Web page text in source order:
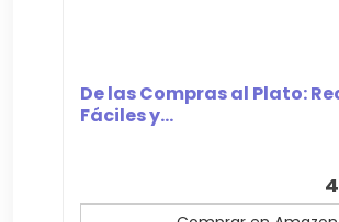
De las Compras al Plato:
Fáciles y...